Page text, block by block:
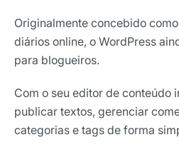
Originalmente concebido
diários online, o WordPress
para blogueiros.
Com o seu editor de conteúdo
publicar textos, gerenciar
categorias e tags de forma